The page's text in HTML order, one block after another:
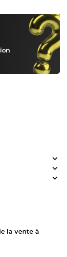
la vente à